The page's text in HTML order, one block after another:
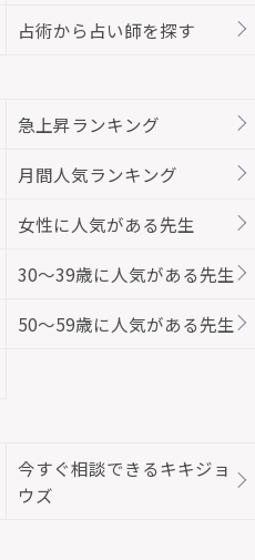
占術から占い師を探す
急上昇ランキング
月間人気ランキング
女性に人気がある先生
30～39歳に人気がある先生
50～59歳に人気がある先生
今すぐ相談できるキキジョ
ウズ